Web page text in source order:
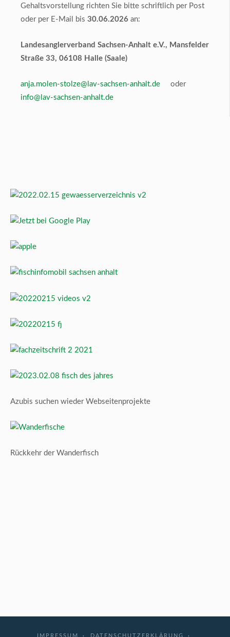
Azubis suchen wieder Webseitenprojekte
Rückkehr der Wanderfisch
Gehaltsvorstellung richten Sie bitte schriftlich per Post
oder per E-Mail bis 30.06.2026 an:
Landesanglerverband Sachsen-Anhalt e.V., Mansfelder
Straße 33, 06108 Halle (Saale)
anja.molen-stolze@lav-sachsen-anhalt.de oder
info@lav-sachsen-anhalt.de
IMPRESSUM DATENSCHUTZERKLÄRUNG